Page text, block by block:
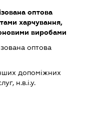
оптова
харчування,
виробами
оптова
допоміжних
н.в.і.у.